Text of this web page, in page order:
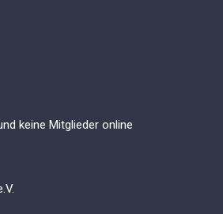
keine Mitglieder online